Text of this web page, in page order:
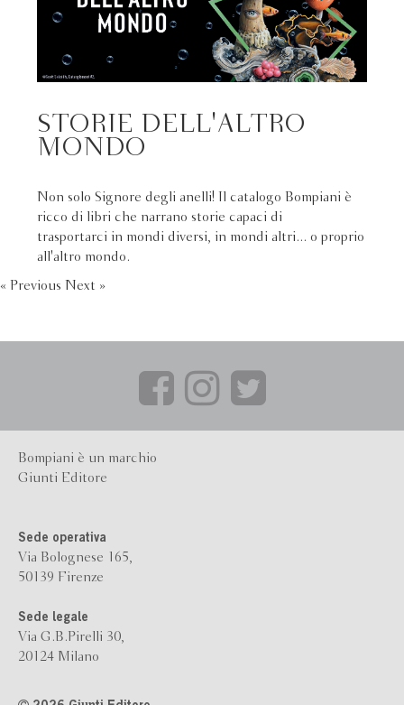
STORIE DELL'ALTRO
MONDO
Non solo Signore degli anelli! Il catalogo Bompiani è
ricco di libri che narrano storie capaci di
trasportarci in mondi diversi, in mondi altri... o proprio
all'altro mondo.
« Previous Next »
Bompiani è un marchio
Giunti Editore
Sede operativa
Via Bolognese 165,
50139 Firenze
Sede legale
Via G.B.Pirelli 30,
20124 Milano